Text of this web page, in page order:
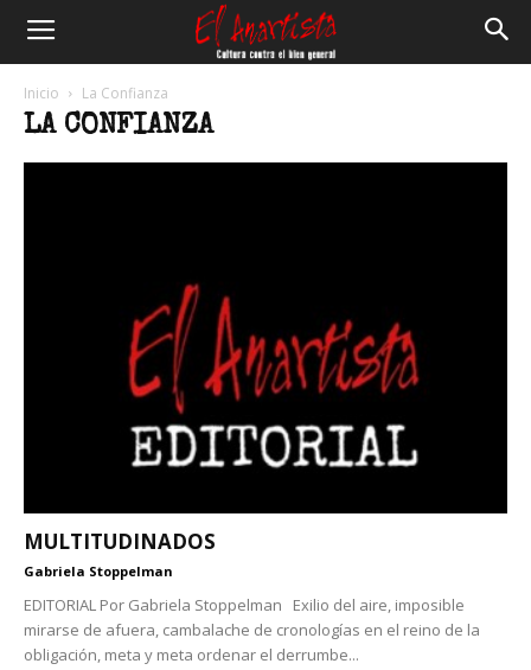
Anartista
Inicio La Confianza
LA CONFIANZA
MULTITUDINADOS
Gabriela Stoppelman
EDITORIAL Por Gabriela Stoppelman Exilio del aire, imposible
mirarse de afuera, cambalache de cronologías en el reino de la
obligación, meta y meta ordenar el derrumbe...